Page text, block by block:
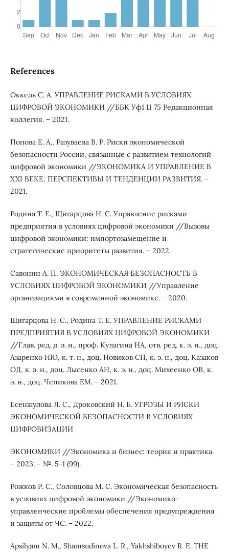
References
Оккель С. А. УПРАВЛЕНИЕ РИСКАМИ В УСЛОВИЯХ
ЦИФРОВОЙ ЭКОНОМИКИ //ББК Уф1 Ц 75 Редакционная
коллегия. – 2021.
Попова Е. А., Разуваева В. Р. Риски экономической
безопасности России, связанные с развитием технологий
цифровой экономики //ЭКОНОМИКА И УПРАВЛЕНИЕ В
XXI ВЕКЕ: ПЕРСПЕКТИВЫ И ТЕНДЕНЦИИ РАЗВИТИЯ. –
2021.
Родина Т. Е., Щигарцова Н. С. Управление рисками
предприятия в условиях цифровой экономики //Вызовы
цифровой экономики: импортозамещение и
стратегические приоритеты развития. – 2022.
Савонин А. П. ЭКОНОМИЧЕСКАЯ БЕЗОПАСНОСТЬ В
УСЛОВИЯХ ЦИФРОВОЙ ЭКОНОМИКИ //Управление
организациями в современной экономике. – 2020.
Щигарцова Н. С., Родина Т. Е. УПРАВЛЕНИЕ РИСКАМИ
ПРЕДПРИЯТИЯ В УСЛОВИЯХ ЦИФРОВОЙ ЭКОНОМИКИ
//Глав. ред. д. э. н., проф. Кулагина НА, отв. ред. к. э. н., доц.
Азаренко НЮ, к. т. н., доц. Новиков СП, к. э. н., доц. Казаков
ОД, к. э. н., доц. Лысенко АН, к. э. н., доц. Михеенко ОВ, к.
э. н., доц. Чепикова ЕМ. – 2021.
Есенжулова Л. С., Дроковский Н. Б. УГРОЗЫ И РИСКИ
ЭКОНОМИЧЕСКОЙ БЕЗОПАСНОСТИ В УСЛОВИЯХ
ЦИФРОВИЗАЦИИ
ЭКОНОМИКИ //Экономика и бизнес: теория и практика.
– 2023. – №. 5-1 (99).
Рожков Р. С., Соловцова М. С. Экономическая безопасность
в условиях цифровой экономики //Экономико-
управленческие проблемы обеспечения предупреждения
и защиты от ЧС. – 2022.
Apsilyam N. M., Shamsudinova L. R., Yakhshiboyev R. E. THE